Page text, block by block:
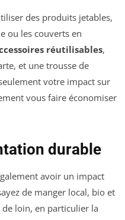
des produits jetables,
ou les couverts en
réutilisables,
et une trousse de
votre impact sur
vous faire économiser
durable
avoir un impact
de manger local, bio et
loin, en particulier la